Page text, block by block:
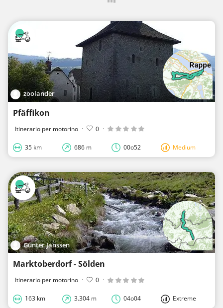
zoolander
Pfäffikon
Itinerario per motorino · 0 ·
35 km 686 m 00o52 Medium
Gunter Janssen
Marktoberdorf - Sölden
Itinerario per motorino · 0 ·
163 km 3.304 m 04o04 Extreme